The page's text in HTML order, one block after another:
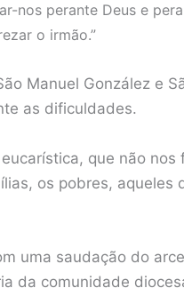
nos perante Deus e
o irmão.”
Manuel González e
as dificuldades.
que não
os pobres, aqueles
uma saudação do
da comunidade